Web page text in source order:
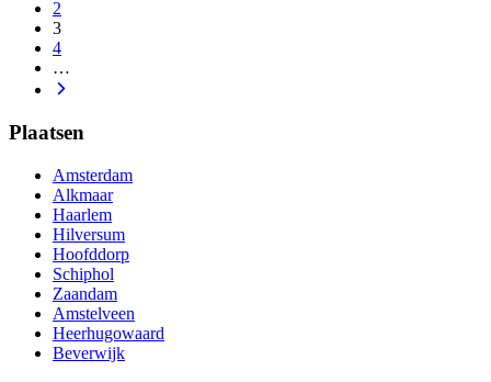
2
3
4
…
Plaatsen
Amsterdam
Alkmaar
Haarlem
Hilversum
Hoofddorp
Schiphol
Zaandam
Amstelveen
Heerhugowaard
Beverwijk